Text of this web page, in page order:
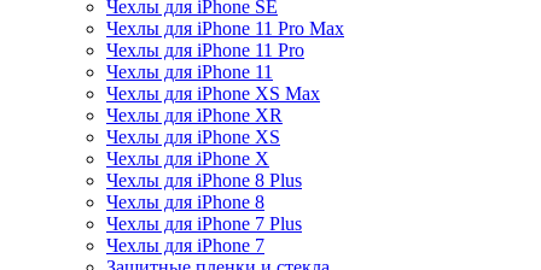
Чехлы для iPhone SE
Чехлы для iPhone 11 Pro Max
Чехлы для iPhone 11 Pro
Чехлы для iPhone 11
Чехлы для iPhone XS Max
Чехлы для iPhone XR
Чехлы для iPhone XS
Чехлы для iPhone X
Чехлы для iPhone 8 Plus
Чехлы для iPhone 8
Чехлы для iPhone 7 Plus
Чехлы для iPhone 7